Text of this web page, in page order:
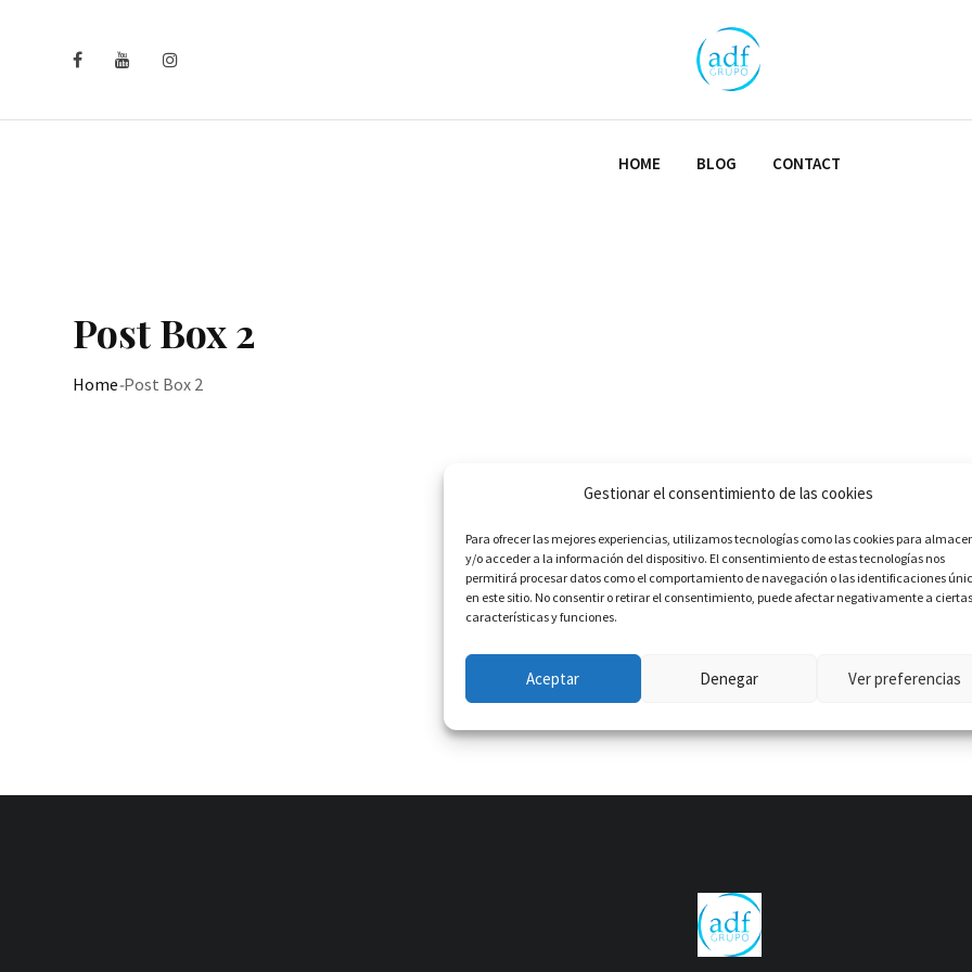
Gestionar el consentimiento de las cookies
Para ofrecer las mejores experiencias, utilizamos tecnologías como las cookies para
y/o acceder a la información del dispositivo. El consentimiento de estas tecnologías nos
permitirá procesar datos como el comportamiento de navegación o las identificaciones
en este sitio. No consentir o retirar el consentimiento, puede afectar negativamente a ciertas
características y funciones.
Aceptar Denegar Ver preferencias
HOME BLOG CONTACT
Post Box 2
Home-Post Box 2